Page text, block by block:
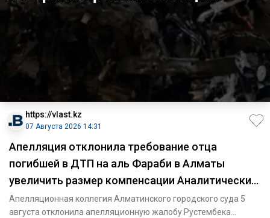
https://vlast.kz
07 Августа 2026 14:31
Апелляция отклонила требование отца
погибшей в ДТП на аль Фараби в Алматы
увеличить размер компенсации Аналитический
интернет журнал Власть
Апелляционная коллегия Алматинского городского суда 5
августа отклонила апелляционную жалобу Рустембека